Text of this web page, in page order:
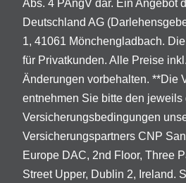
Abs. 4 PAngV dar. Ein Angebot
Deutschland AG
1, 41061 Mönchengladbach.
für Privatkunden. Alle Preise
Änderungen vorbehalten. **Die
entnehmen Sie bitte den jeweils
Versicherungsbedingungen
Versicherungspartners CNP
Europe DAC, 2nd Floor, Three
Street Upper, Dublin 2, Ireland.